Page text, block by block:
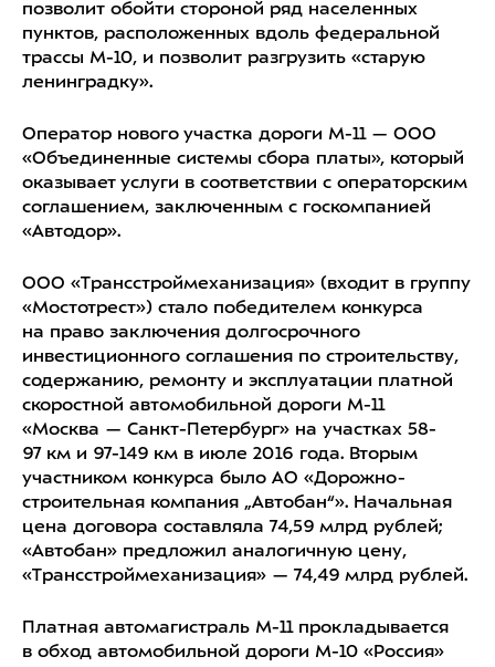
позволит обойти стороной ряд населенных
пунктов, расположенных вдоль федеральной
трассы М-10, и позволит разгрузить «старую
ленинградку».
Оператор нового участка дороги М-11 — ООО
«Объединенные системы сбора платы», который
оказывает услуги в соответствии с операторским
соглашением, заключенным с госкомпанией
«Автодор».
ООО «Трансстроймеханизация» (входит в группу
«Мостотрест») стало победителем конкурса
на право заключения долгосрочного
инвестиционного соглашения по строительству,
содержанию, ремонту и эксплуатации платной
скоростной автомобильной дороги М-11
«Москва — Санкт-Петербург» на участках 58-
97 км и 97-149 км в июле 2016 года. Вторым
участником конкурса было АО «Дорожно-
строительная компания „Автобан“». Начальная
цена договора составляла 74,59 млрд рублей;
«Автобан» предложил аналогичную цену,
«Трансстроймеханизация» — 74,49 млрд рублей.
Платная автомагистраль М-11 прокладывается
в обход автомобильной дороги М-10 «Россия»